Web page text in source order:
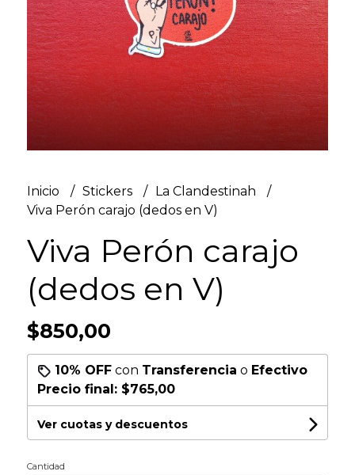
Inicio Stickers
La Clandestinah
Viva Perón carajo (dedos en V)
Viva Perón carajo
(dedos en V)
$850,00
10% OFFcon Transferencia o Efectivo
Precio final: $765,00
Ver cuotas y descuentos
Cantidad